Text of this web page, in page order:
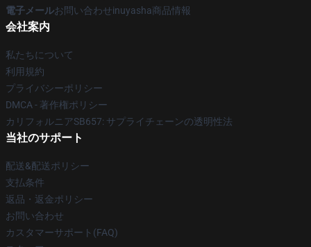
電子メールお問い合わせinuyasha商品情報
会社案内
私たちについて
利用規約
プライバシーポリシー
DMCA - 著作権ポリシー
カリフォルニアSB657: サプライチェーンの透明性法
当社のサポート
配送&配送ポリシー
支払条件
返品・返金ポリシー
お問い合わせ
カスタマーサポート(FAQ)